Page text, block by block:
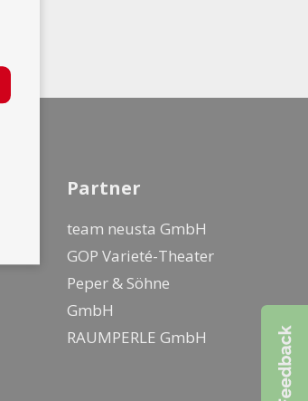
Partner
team neusta GmbH
GOP Varieté-Theater
Peper & Söhne
GmbH
RAUMPERLE GmbH